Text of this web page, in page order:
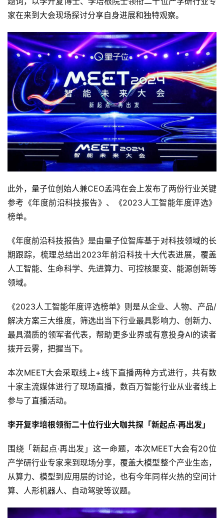
家在来到大会现场探讨分享自身进展和独特观察。
此外，量子位创始人兼CEO孟鸿在会上发布了两份行业关键
参考《年度前沿科技报告》、《2023人工智能年度评选》
榜单。
《年度前沿科技报告》是由量子位智库基于对科技领域的长
期跟踪，梳理总结出2023年前沿科技十大代表进展，覆盖
人工智能、生命科学、先进算力、可控核聚变、能源创新等
领域。
《2023人工智能年度评选榜单》则是从企业、人物、产品/
解决方案三大维度，筛选出当下行业最具影响力、创新力、
最具潜质的领军者代表，帮助更多业界或有意投身AI的读者
拨开云雾，把握当下。
本次MEET大会采取线上+线下直播两种方式进行，共有数
十家主流媒体进行了现场直播，数百万智能行业从业者线上
参与了直播活动。
李开复李培根领衔二十位行业大咖共探「新起点·再出发」
围绕「新起点·再出发」这一命题，本次MEET大会有20位
产学研行业专家来到现场分享，覆盖大模型整个产业生态，
从算力、模型到应用层的讨论，也有今年同样火热的空间计
算、人形机器人、自动驾驶等议题。